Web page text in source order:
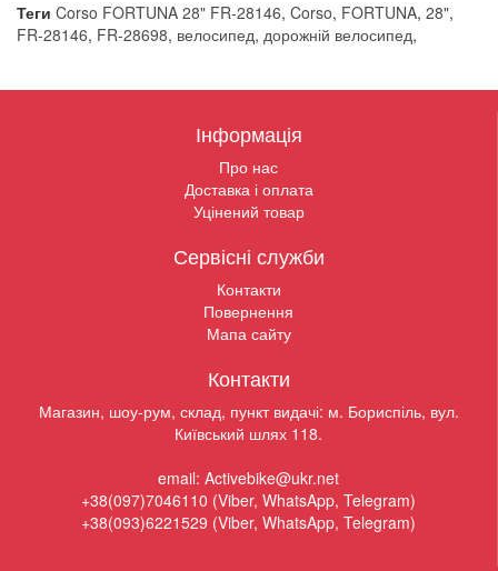
Теги Corso FORTUNA 28" FR-28146, Corso, FORTUNA, 28",
FR-28146, FR-28698, велосипед, дорожній велосипед,
Інформація
Про нас
Доставка і оплата
Уцінений товар
Сервісні служби
Контакти
Повернення
Мапа сайту
Контакти
Магазин, шоу-рум, склад, пункт видачі: м. Бориспіль, вул.
Київський шлях 118.
email: Activebike@ukr.net
+38(097)7046110 (Viber, WhatsApp, Telegram)
+38(093)6221529 (Viber, WhatsApp, Telegram)